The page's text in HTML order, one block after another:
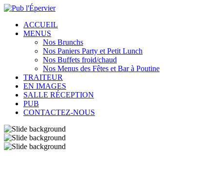
ACCUEIL
MENUS
Nos Brunchs
Nos Paniers Party et Petit Lunch
Nos Buffets froid/chaud
Nos Menus des Fêtes et Bar à Poutine
TRAITEUR
EN IMAGES
SALLE RÉCEPTION
PUB
CONTACTEZ-NOUS